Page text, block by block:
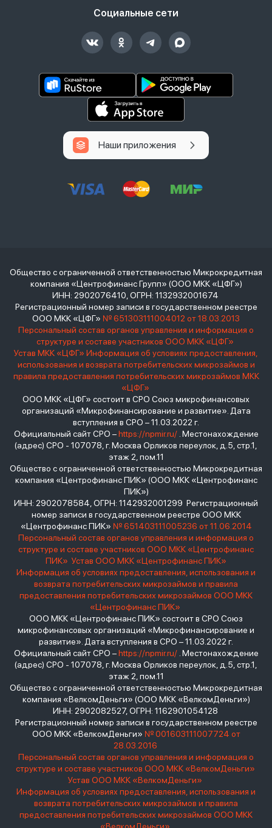
Социальные сети
Наши приложения
Общество с ограниченной ответственностью Микрокредитная
компания «Центрофинанс Групп» (ООО МКК «ЦФГ»)
ИНН: 2902076410, ОГРН: 1132932001674
Регистрационный номер записи в государственном реестре
ООО МКК «ЦФГ» № 651303111004012 от 18.03.2013
Персональный состав органов управления и информация о
структуре и составе участников ООО МКК «ЦФГ»
Устав МКК «ЦФГ» Информация об условиях предоставления,
использования и возврата потребительских микрозаймов и
правила предоставления потребительских микрозаймов МКК
«ЦФГ»
ООО МКК «ЦФГ» состоит в СРО Союз микрофинансовых
организаций «Микрофинансирование и развитие». Дата
вступления в СРО – 11.03.2022 г.
Официальный сайт СРО –https://npmir.ru/. Местонахождение
(адрес) СРО - 107078, г. Москва Орликов переулок, д.5, стр.1,
этаж 2, пом.11
Общество с ограниченной ответственностью Микрокредитная
компания «Центрофинанс ПИК» (ООО МКК «Центрофинанс
ПИК»)
ИНН: 2902078584, ОГРН: 1142932001299 Регистрационный
номер записи в государственном реестре ООО МКК
«Центрофинанс ПИК» № 651403111005236 от 11.06.2014
Персональный состав органов управления и информация о
структуре и составе участников ООО МКК «Центрофинанс
ПИК» Устав ООО МКК «Центрофинанс ПИК»
Информация об условиях предоставления, использования и
возврата потребительских микрозаймов и правила
предоставления потребительских микрозаймов ООО МКК
«Центрофинанс ПИК»
ООО МКК «Центрофинанс ПИК» состоит в СРО Союз
микрофинансовых организаций «Микрофинансирование и
развитие». Дата вступления в СРО – 11.03.2022 г.
Официальный сайт СРО –https://npmir.ru/. Местонахождение
(адрес) СРО - 107078, г. Москва Орликов переулок, д.5, стр.1,
этаж 2, пом.11
Общество с ограниченной ответственностью Микрокредитная
компания «ВелкомДеньги» (ООО МКК «ВелкомДеньги»)
ИНН: 2902082527, ОГРН: 1162901054128
Регистрационный номер записи в государственном реестре
ООО МКК «ВелкомДеньги» № 001603111007724 от
28.03.2016
Персональный состав органов управления и информация о
структуре и составе участников ООО МКК «ВелкомДеньги»
Устав ООО МКК «ВелкомДеньги»
Информация об условиях предоставления, использования и
возврата потребительских микрозаймов и правила
предоставления потребительских микрозаймов ООО МКК